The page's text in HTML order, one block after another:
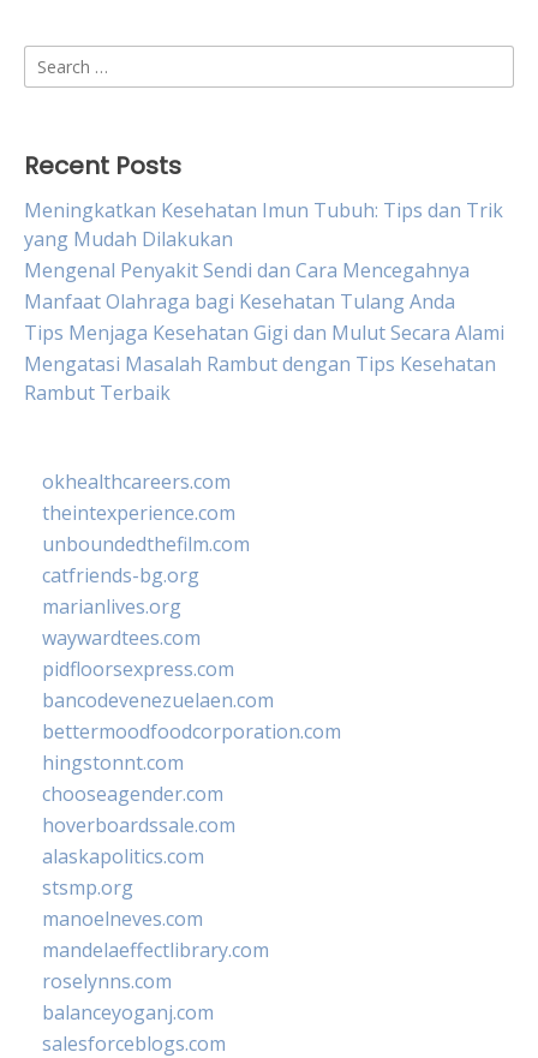
Search
for:
Recent Posts
Meningkatkan Kesehatan Imun Tubuh: Tips dan Trik
yang Mudah Dilakukan
Mengenal Penyakit Sendi dan Cara Mencegahnya
Manfaat Olahraga bagi Kesehatan Tulang Anda
Tips Menjaga Kesehatan Gigi dan Mulut Secara Alami
Mengatasi Masalah Rambut dengan Tips Kesehatan
Rambut Terbaik
okhealthcareers.com
theintexperience.com
unboundedthefilm.com
catfriends-bg.org
marianlives.org
waywardtees.com
pidfloorsexpress.com
bancodevenezuelaen.com
bettermoodfoodcorporation.com
hingstonnt.com
chooseagender.com
hoverboardssale.com
alaskapolitics.com
stsmp.org
manoelneves.com
mandelaeffectlibrary.com
roselynns.com
balanceyoganj.com
salesforceblogs.com